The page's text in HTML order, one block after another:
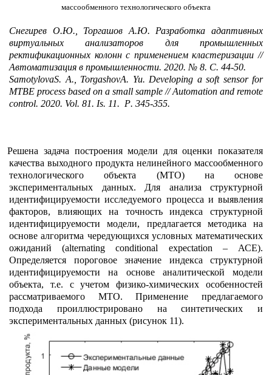
массообменного технологического объекта
Снегирев О.Ю., Торгашов А.Ю. Разработка адаптивных
виртуальных анализаторов для промышленных
ректификационных колонн с применением кластеризации //
Автоматизация в промышленности. 2020. № 8. С. 44-50.
SamotylovaS. A., TorgashovA. Yu. Developing a soft sensor for
MTBE process based on a small sample // Automation and remote
control. 2020. Vol. 81. Is. 11. P. 345-355.
Решена задача построения модели для оценки показателя
качества выходного продукта нелинейного массообменного
технологического объекта (МТО) на основе
экспериментальных данных. Для анализа структурной
идентифицируемости исследуемого процесса и выявления
факторов, влияющих на точность индекса структурной
идентифицируемости модели, предлагается методика на
основе алгоритма чередующихся условных математических
ожиданий (alternating conditional expectation – АСЕ).
Определяется пороговое значение индекса структурной
идентифицируемости на основе аналитической модели
объекта, т.е. с учетом физико-химических особенностей
рассматриваемого МТО. Применение предлагаемого
подхода проиллюстрировано на синтетических и
экспериментальных данных (рисунок 11).